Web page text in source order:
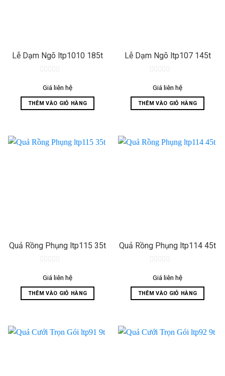
Lễ Dạm Ngõ ltp1010 185t
out
5
Giá liên hệ
THÊM VÀO GIỎ HÀNG
Lễ Dạm Ngõ ltp107 145t
out
5
Giá liên hệ
THÊM VÀO GIỎ HÀNG
Quả Rồng Phụng ltp115 35t
out
5
Giá liên hệ
THÊM VÀO GIỎ HÀNG
Quả Rồng Phụng ltp114 45t
out
5
Giá liên hệ
THÊM VÀO GIỎ HÀNG